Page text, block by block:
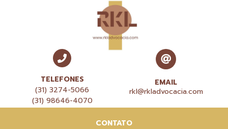
TELEFONES
(31) 3274-5066
(31) 98646-4070
EMAIL
rkl@rkladvocacia.com
CONTATO